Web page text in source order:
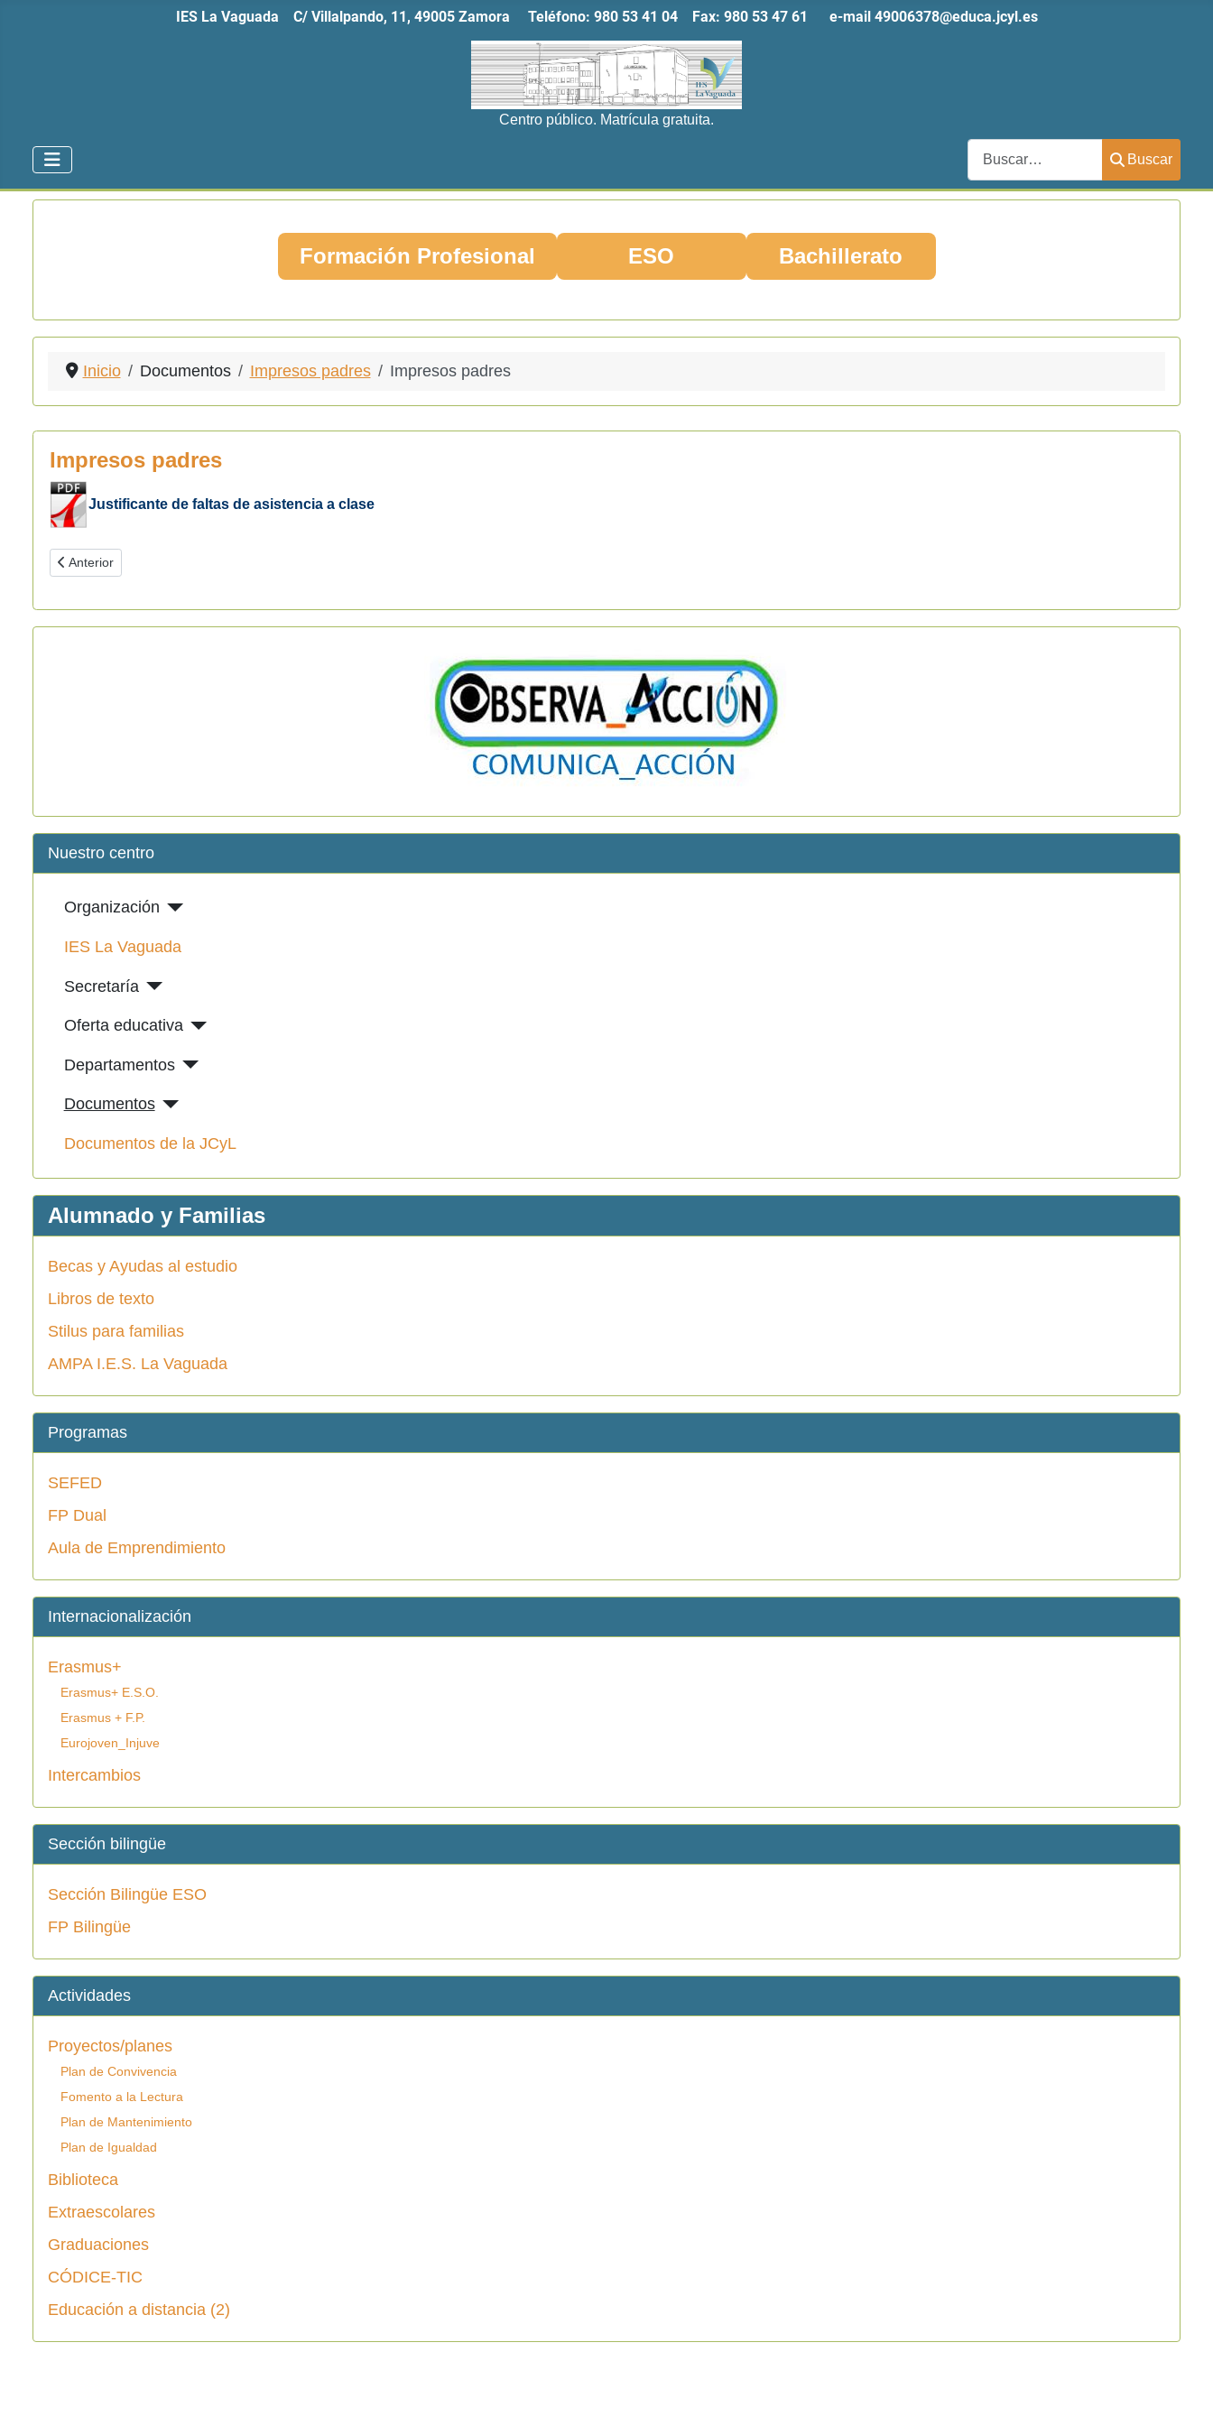
IES La Vaguada C/ Villalpando, 11, 49005 Zamora Teléfono: 980 53 41 04 Fax: 980 53 47 61 e-mail 49006378@educa.jcyl.es
Centro público. Matrícula gratuita.
Buscar
Buscar
Formación Profesional ESO Bachillerato
Inicio Documentos Impresos padres Impresos padres
Nuestro centro
Organización
IES La Vaguada
Secretaría
Oferta educativa
Departamentos
Documentos
Documentos de la JCyL
Alumnado y Familias
Becas y Ayudas al estudio
Libros de texto
Stilus para familias
AMPA I.E.S. La Vaguada
Programas
SEFED
FP Dual
Aula de Emprendimiento
Internacionalización
Erasmus+
Erasmus+ E.S.O.
Erasmus + F.P.
Eurojoven_Injuve
Intercambios
Sección bilingüe
Sección Bilingüe ESO
FP Bilingüe
Actividades
Proyectos/planes
Plan de Convivencia
Fomento a la Lectura
Plan de Mantenimiento
Plan de Igualdad
Biblioteca
Extraescolares
Graduaciones
CÓDICE-TIC
Educación a distancia (2)
Impresos padres
Justificante de faltas de asistencia a clase
Artículo anterior: Cambio de domicilio
Anterior